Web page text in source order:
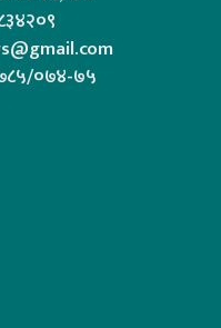
७८५/०७४-७५